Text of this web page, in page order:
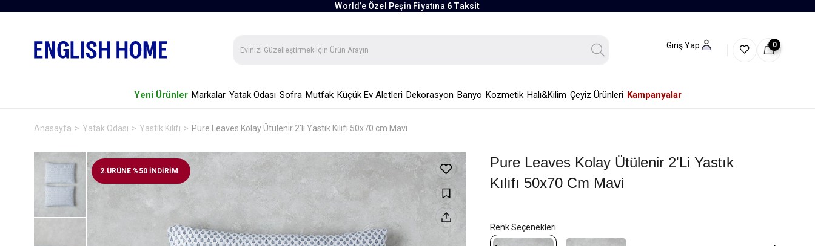
World’e Özel Peşin Fiyatına 6 Taksit
Giriş Yap 0
Yeni Ürünler Markalar Yatak Odası Sofra Mutfak Küçük Ev Aletleri Dekorasyon Banyo Kozmetik Halı&Kilim Çeyiz Ürünleri Kampanyalar
Anasayfa Yatak Odası Yastık Kılıfı Pure Leaves Kolay Ütülenir 2'li Yastık Kılıfı 50x70 cm Mavi
2.ÜRÜNE %50 İNDİRİM
Pure Leaves Kolay Ütülenir 2'li Yastık
Kılıfı 50x70 Cm Mavi